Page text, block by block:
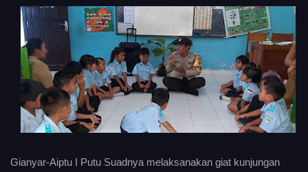
Gianyar-Aiptu I Putu Suadnya melaksanakan giat kunjungan